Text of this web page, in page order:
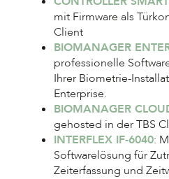
mit Firmware als
Client
BIOMANAGER
professionelle
Ihrer Biometrie-
Enterprise.
BIOMANAGER
gehosted in der TBS
INTERFLEX IF-6040:
Softwarelösung für
Zeiterfassung und